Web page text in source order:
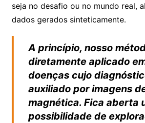
seja no desafio ou no mundo real,
dados gerados sinteticamente.
A princípio, nosso
diretamente aplicado
doenças cujo
auxiliado por imagens
magnética. Fica aberta
possibilidade de